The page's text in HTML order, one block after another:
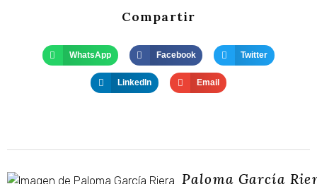
Compartir
WhatsApp Facebook Twitter
LinkedIn Email
Paloma García